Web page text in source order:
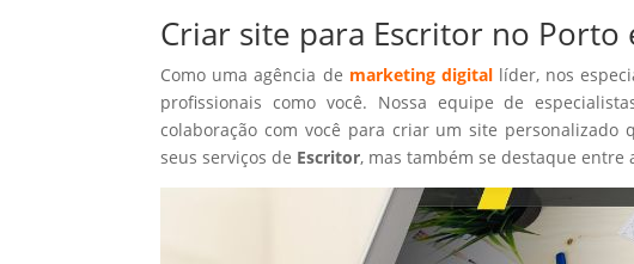
Criar site para Escritor no Porto
Como uma agência de marketing digitallíder, nos
profissionais como você. Nossa equipe de
colaboração com você para criar um site
seus serviços de Escritor, mas também se destaque entre